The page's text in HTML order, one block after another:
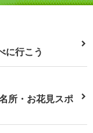
に行こう
所・お花見スポ